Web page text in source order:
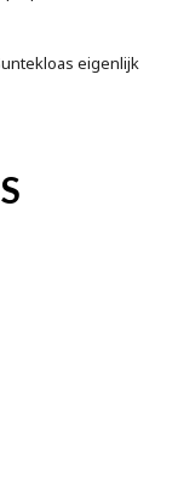
eigenlijk